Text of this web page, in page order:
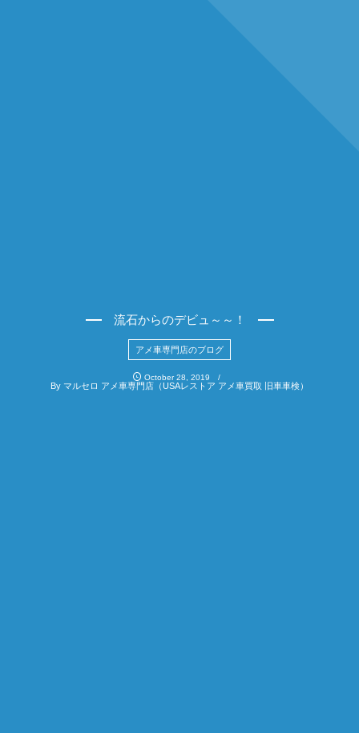
流石からのデビュ～～！
アメ車専門店のブログ
October 28 2019
By マルセロ アメ車専門店（USAレストア アメ車買取 旧車車検）